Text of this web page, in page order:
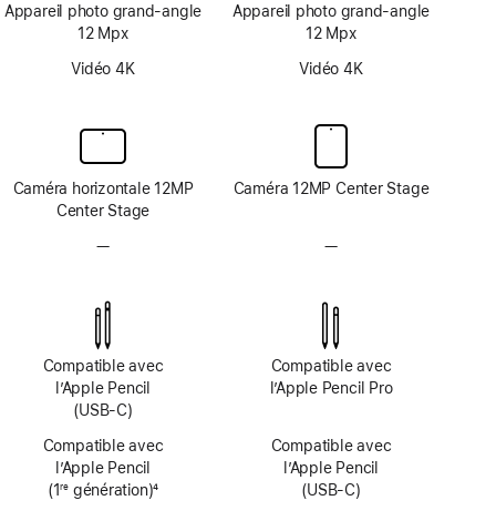
Appareil photo grand‑angle
12 Mpx
Vidéo 4K
Caméra horizontale 12MP
Center Stage
—Pas
TrueDepth
Compatible avec
l’Apple Pencil
(USB‑C)
Compatible avec
l’Apple Pencil
(1re génération)4
Appareil photo grand‑angle
12 Mpx
Vidéo 4K
Caméra 12MP Center Stage
—Pas
TrueDepth
Compatible avec
l’Apple Pencil Pro
Compatible avec
l’Apple Pencil
(USB‑C)